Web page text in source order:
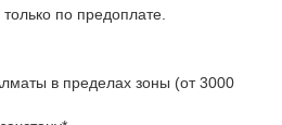
по предоплате.
в пределах зоны (от 3000